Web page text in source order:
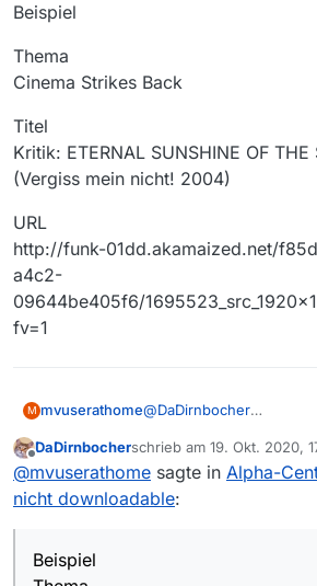
Beispiel
Thema
Cinema Strikes Back
Titel
Kritik: ETERNAL SUNSHINE OF THE
(Vergiss mein nicht! 2004)
URL
http://funk-01dd.akamaized.net/
a4c2-
09644be405f6/
fv=1
M mvuserathome@DaDirnbocher
dann in den meisten
Bei den anderen gibt es
Wenn ich dann den Link
bekomme ich eine weiße
Beispiel
DaDirnbocherschrieb am 19. Okt. 2020,
zuletzt editiert von
@mvuserathome sagte in Alpha-
nicht downloadable:
Beispiel